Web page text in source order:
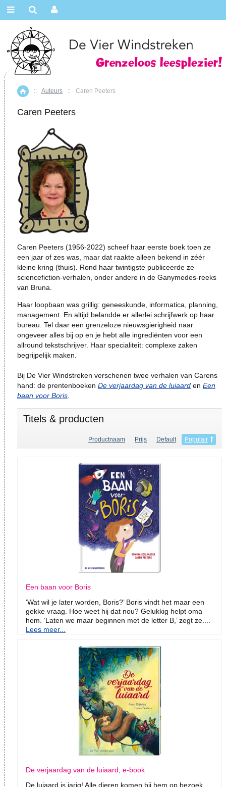
Home
:: Auteurs :: Caren Peeters
Caren Peeters
Caren Peeters (1956-2022) scheef haar eerste boek toen ze
een jaar of zes was, maar dat raakte alleen bekend in zéér
kleine kring (thuis). Rond haar twintigste publiceerde ze
sciencefiction-verhalen, onder andere in de Ganymedes-reeks
van Bruna.
Haar loopbaan was grillig: geneeskunde, informatica, planning,
management. En altijd belandde er allerlei schrijfwerk op haar
bureau. Tel daar een grenzeloze nieuwsgierigheid naar
ongeveer alles bij op en je hebt alle ingrediënten voor een
allround tekstschrijver. Haar specialiteit: complexe zaken
begrijpelijk maken.
Bij De Vier Windstreken verschenen twee verhalen van Carens
hand: de prentenboeken De verjaardag van de luiaard en Een
baan voor Boris.
Titels & producten
Productnaam Prijs Default Populair
Een baan voor Boris
‘Wat wil je later worden, Boris?’ Boris vindt het maar een
gekke vraag. Hoe weet hij dat nou? Gelukkig helpt oma
hem. ‘Laten we maar beginnen met de letter B,’ zegt ze....
Lees meer...
De verjaardag van de luiaard, e-book
De luiaard is jarig! Alle dieren komen bij hem op bezoek